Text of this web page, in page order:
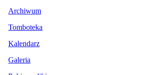
Archiwum
Tomboteka
Kalendarz
Galeria